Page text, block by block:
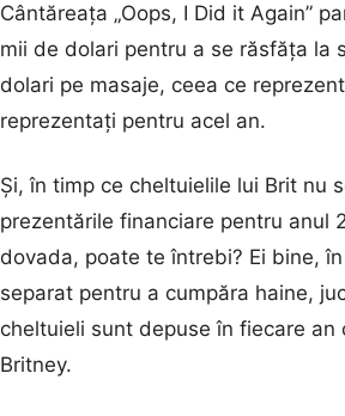
Cântăreața „Oops, I Did it Again”
mii de dolari pentru a se răsfăța la
dolari pe masaje, ceea ce
reprezentați pentru acel an.
Și, în timp ce cheltuielile lui Brit nu
prezentările financiare pentru anul
dovada, poate te întrebi? Ei bine,
separat pentru a cumpăra haine,
cheltuieli sunt depuse în fiecare
Britney.